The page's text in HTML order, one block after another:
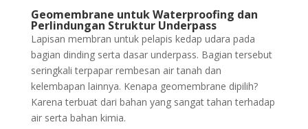
Geomembrane untuk Waterproofing dan
Perlindungan Struktur Underpass
Lapisan membran untuk pelapis kedap udara pada
bagian dinding serta dasar underpass. Bagian tersebut
seringkali terpapar rembesan air tanah dan
kelembapan lainnya. Kenapa geomembrane dipilih?
Karena terbuat dari bahan yang sangat tahan terhadap
air serta bahan kimia.